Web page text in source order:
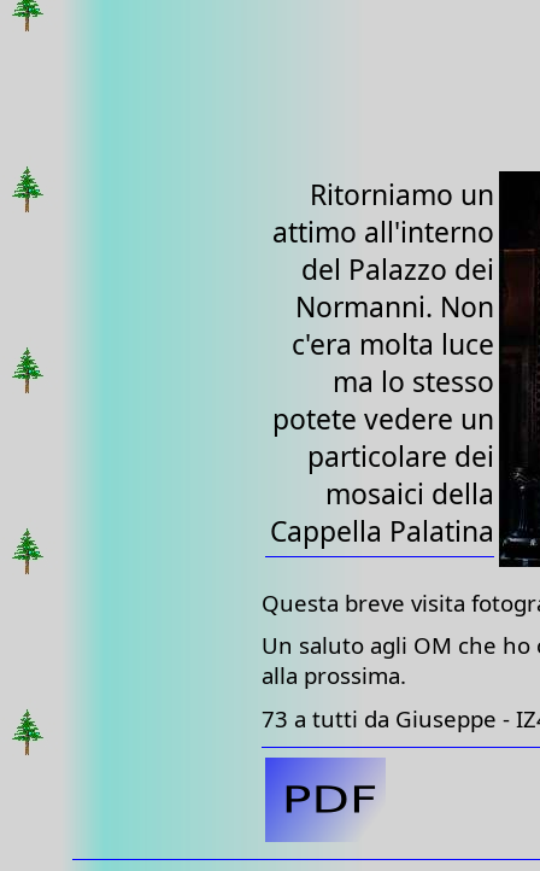
Ritorniamo un
attimo all'interno
del Palazzo dei
Normanni. Non
c'era molta luce
ma lo stesso
potete vedere un
particolare dei
mosaici della
Cappella Palatina
Questa breve visita
Un saluto agli OM che
alla prossima.
73 a tutti da Giuseppe -